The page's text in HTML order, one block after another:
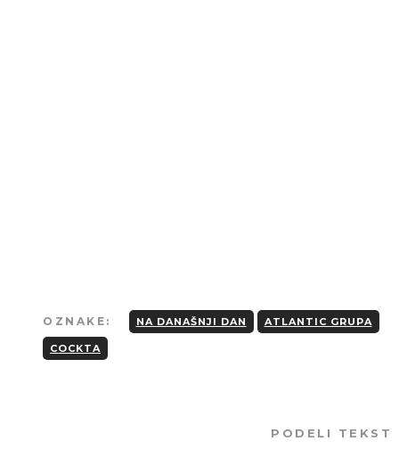
OZNAKE: NA DANAŠNJI DAN ATLANTIC GRUPA
COCKTA
PODELI TEKST